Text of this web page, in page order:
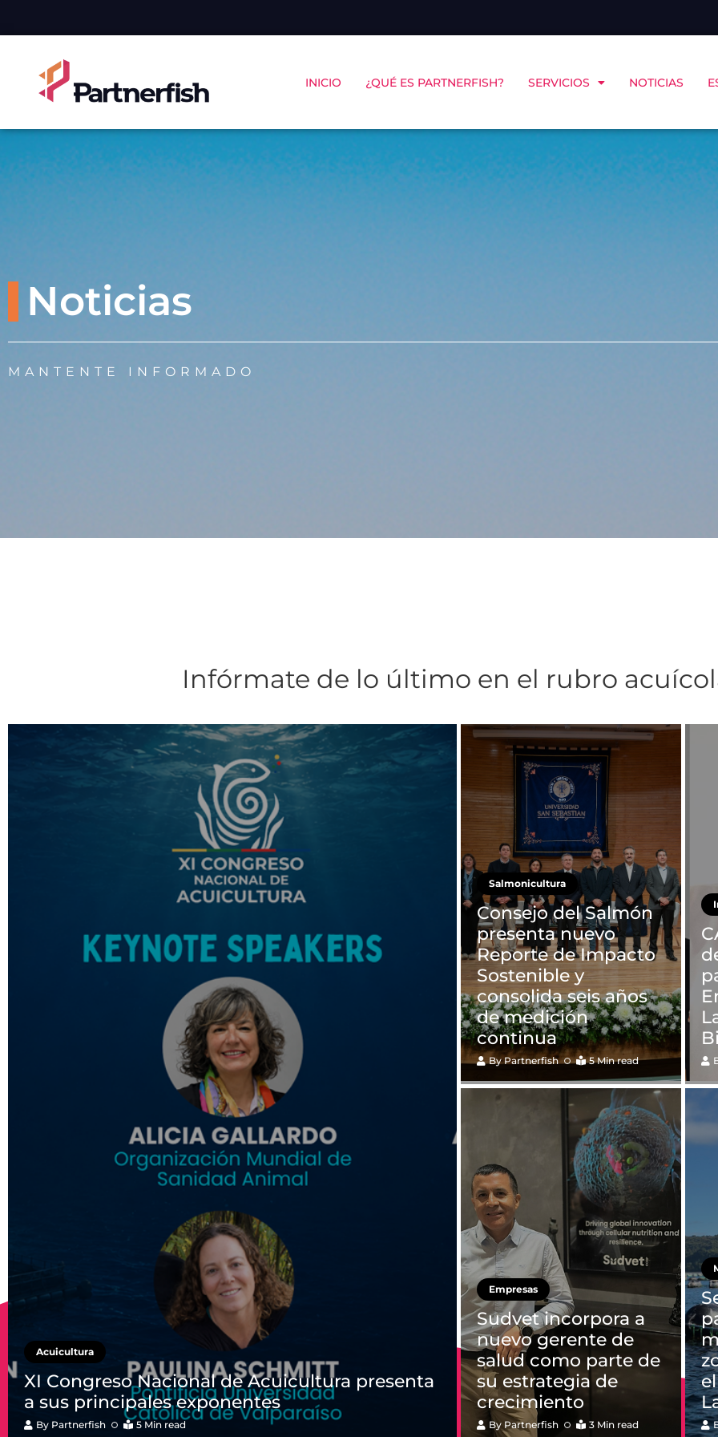
INICIO ¿QUÉ ES PARTNERFISH? SERVICIOS NOTICIAS
Noticias
MANTENTE INFORMADO
Infórmate de lo último en el rubro
Acuicultura
XI Congreso Nacional de Acuicultura presenta
a sus principales exponentes
By Partnerfish 5 Min read
Salmonicultura
Consejo del Salmón
presenta nuevo
Reporte de Impacto
Sostenible y
consolida seis años
de medición
continua
ByPartnerfish 5 Min read
Empresas
Sudvet incorpora a
nuevo gerente de
salud como parte de
su estrategia de
crecimiento
By Partnerfish 3 Min read